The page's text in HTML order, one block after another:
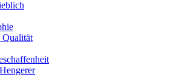
Qualität